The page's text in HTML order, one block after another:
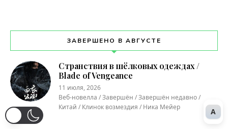
ЗАВЕРШЕНО В АВГУСТЕ
Странствия в шёлковых одеждах /
Blade of Vengeance
11 июля, 2026
Веб-новелла / Завершён / Завершён недавно /
Китай / Клинок возмездия / Ника Мейер
A